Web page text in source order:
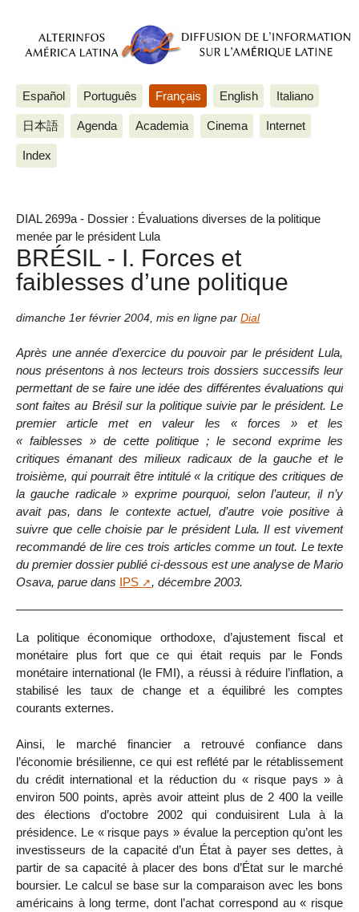
Español Português Français English Italiano
日本語 Agenda Academia Cinema Internet
Index
DIAL 2699a - Dossier : Évaluations diverses de la politique
menée par le président Lula
BRÉSIL - I. Forces et
faiblesses d’une politique
dimanche 1er février 2004 mis en ligne par Dial
Après une année d’exercice du pouvoir par le président Lula,
nous présentons à nos lecteurs trois dossiers successifs leur
permettant de se faire une idée des différentes évaluations qui
sont faites au Brésil sur la politique suivie par le président. Le
premier article met en valeur les « forces » et les
« faiblesses » de cette politique ; le second exprime les
critiques émanant des milieux radicaux de la gauche et le
troisième, qui pourrait être intitulé « la critique des critiques de
la gauche radicale » exprime pourquoi, selon l’auteur, il n’y
avait pas, dans le contexte actuel, d’autre voie positive à
suivre que celle choisie par le président Lula. Il est vivement
recommandé de lire ces trois articles comme un tout. Le texte
du premier dossier publié ci-dessous est une analyse de Mario
Osava, parue dans IPS , décembre 2003.
La politique économique orthodoxe, d’ajustement fiscal et
monétaire plus fort que ce qui était requis par le Fonds
monétaire international (le FMI), a réussi à réduire l’inflation, a
stabilisé les taux de change et a équilibré les comptes
courants externes.
Ainsi, le marché financier a retrouvé confiance dans
l’économie brésilienne, ce qui est reflété par le rétablissement
du crédit international et la réduction du « risque pays » à
environ 500 points, après avoir atteint plus de 2 400 la veille
des élections d’octobre 2002 qui conduisirent Lula à la
présidence. Le « risque pays » évalue la perception qu’ont les
investisseurs de la capacité d’un État à payer ses dettes, à
partir de sa capacité à placer des bons d’État sur le marché
boursier. Le calcul se base sur la comparaison avec les bons
américains à long terme, dont l’achat correspond au « risque